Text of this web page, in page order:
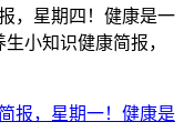
，星期四！健康是一
小知识健康简报，